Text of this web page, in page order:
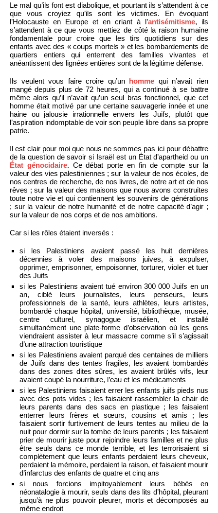
Le mal qu’ils font est diabolique, et pourtant ils s’attendent à ce
que vous croyiez qu’ils sont les victimes. En évoquant
l’Holocauste en Europe et en criant à l’antisémitisme, ils
s’attendent à ce que vous mettiez de côté la raison humaine
fondamentale pour croire que les tirs quotidiens sur des
enfants avec des « coups mortels » et les bombardements de
quartiers entiers qui enterrent des familles vivantes et
anéantissent des lignées entières sont de la légitime défense.
Ils veulent vous faire croire qu’un homme qui n’avait rien
mangé depuis plus de 72 heures, qui a continué à se battre
même alors qu’il n’avait qu’un seul bras fonctionnel, que cet
homme était motivé par une certaine sauvagerie innée et une
haine ou jalousie irrationnelle envers les Juifs, plutôt que
l’aspiration indomptable de voir son peuple libre dans sa propre
patrie.
Il est clair pour moi que nous ne sommes pas ici pour débattre
de la question de savoir si Israël est un État d’apartheid ou un
État génocidaire. Ce débat porte en fin de compte sur la
valeur des vies palestiniennes ; sur la valeur de nos écoles, de
nos centres de recherche, de nos livres, de notre art et de nos
rêves ; sur la valeur des maisons que nous avons construites
toute notre vie et qui contiennent les souvenirs de générations
; sur la valeur de notre humanité et de notre capacité d’agir ;
sur la valeur de nos corps et de nos ambitions.
Car si les rôles étaient inversés :
si les Palestiniens avaient passé les huit dernières
décennies à voler des maisons juives, à expulser,
opprimer, emprisonner, empoisonner, torturer, violer et tuer
des Juifs
si les Palestiniens avaient tué environ 300 000 Juifs en un
an, ciblé leurs journalistes, leurs penseurs, leurs
professionnels de la santé, leurs athlètes, leurs artistes,
bombardé chaque hôpital, université, bibliothèque, musée,
centre culturel, synagogue israélien, et installé
simultanément une plate-forme d’observation où les gens
viendraient assister à leur massacre comme s’il s’agissait
d’une attraction touristique
si les Palestiniens avaient parqué des centaines de milliers
de Juifs dans des tentes fragiles, les avaient bombardés
dans des zones dites sûres, les avaient brûlés vifs, leur
avaient coupé la nourriture, l’eau et les médicaments
si les Palestiniens faisaient errer les enfants juifs pieds nus
avec des pots vides ; les faisaient rassembler la chair de
leurs parents dans des sacs en plastique ; les faisaient
enterrer leurs frères et sœurs, cousins ​​et amis ; les
faisaient sortir furtivement de leurs tentes au milieu de la
nuit pour dormir sur la tombe de leurs parents ; les faisaient
prier de mourir juste pour rejoindre leurs familles et ne plus
être seuls dans ce monde terrible, et les terrorisaient si
complètement que leurs enfants perdaient leurs cheveux,
perdaient la mémoire, perdaient la raison, et faisaient mourir
d’infarctus des enfants de quatre et cinq ans
si nous forcions impitoyablement leurs bébés en
néonatalogie à mourir, seuls dans des lits d’hôpital, pleurant
jusqu’à ne plus pouvoir pleurer, morts et décomposés au
même endroit